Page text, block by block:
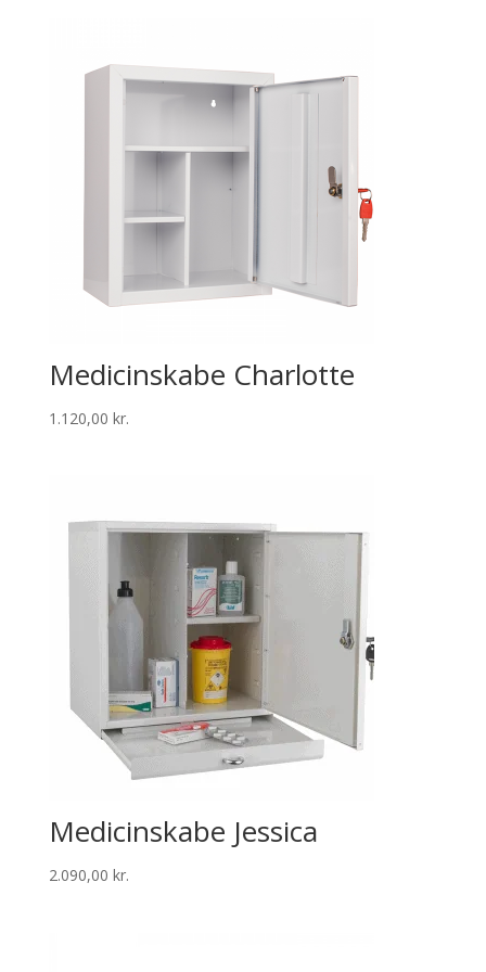
Medicinskabe Charlotte
1.120,00 kr.
Medicinskabe Jessica
2.090,00 kr.